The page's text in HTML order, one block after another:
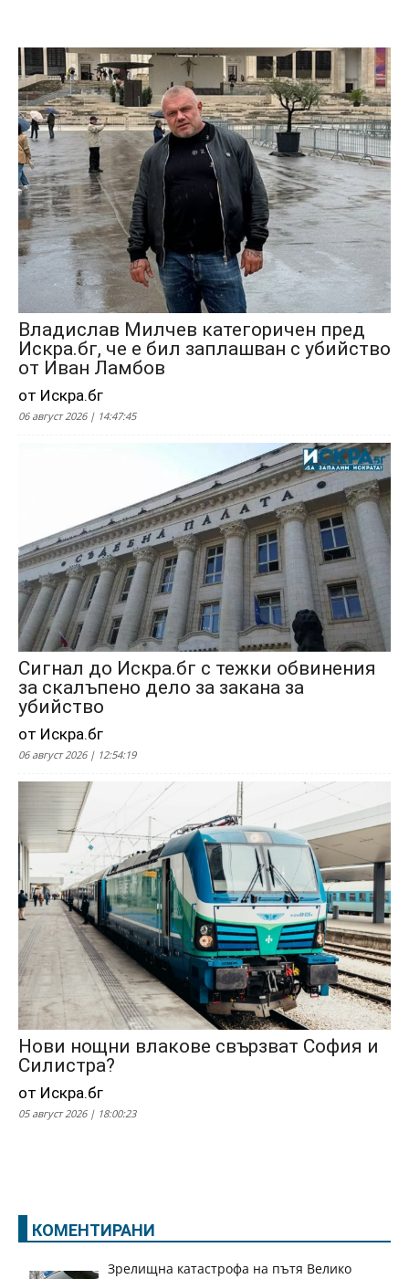
Владислав Милчев категоричен пред
Искра.бг, че е бил заплашван с убийство
от Иван Ламбов
от Искра.бг
06 август 2026 | 14:47:45
Сигнал до Искра.бг с тежки обвинения
за скалъпено дело за закана за
убийство
от Искра.бг
06 август 2026 | 12:54:19
Нови нощни влакове свързват София и
Силистра?
от Искра.бг
05 август 2026 | 18:00:23
КОМЕНТИРАНИ
Зрелищна катастрофа на пътя Велико